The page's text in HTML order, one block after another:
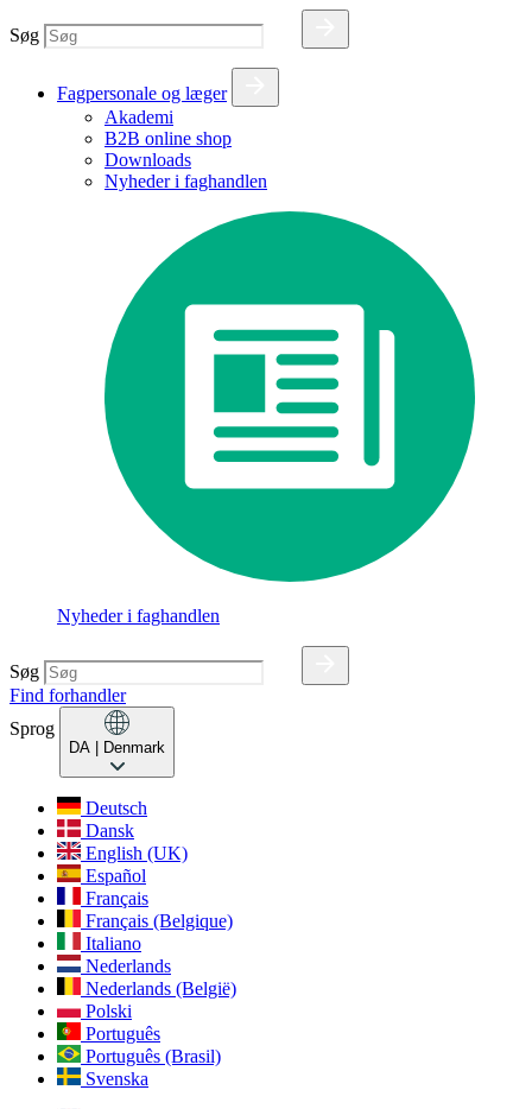
Søg
Fagpersonale og læger
Akademi
B2B online shop
Downloads
Nyheder i faghandlen
Nyheder i faghandlen
Søg
Find forhandler
Sprog
DA | Denmark
Deutsch
Dansk
English (UK)
Español
Français
Français (Belgique)
Italiano
Nederlands
Nederlands (België)
Polski
Português
Português (Brasil)
Svenska